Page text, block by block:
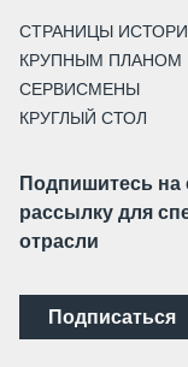
СТРАНИЦЫ
КРУПНЫМ ПЛАНОМ
СЕРВИСМЕНЫ
КРУГЛЫЙ СТОЛ
Подпишитесь на
рассылку для
отрасли
Подписаться